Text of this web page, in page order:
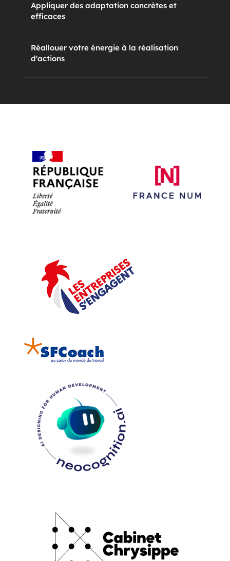
Appliquer des adaptation concrètes et
efficaces
Réallouer votre énergie à la réalisation
d'actions